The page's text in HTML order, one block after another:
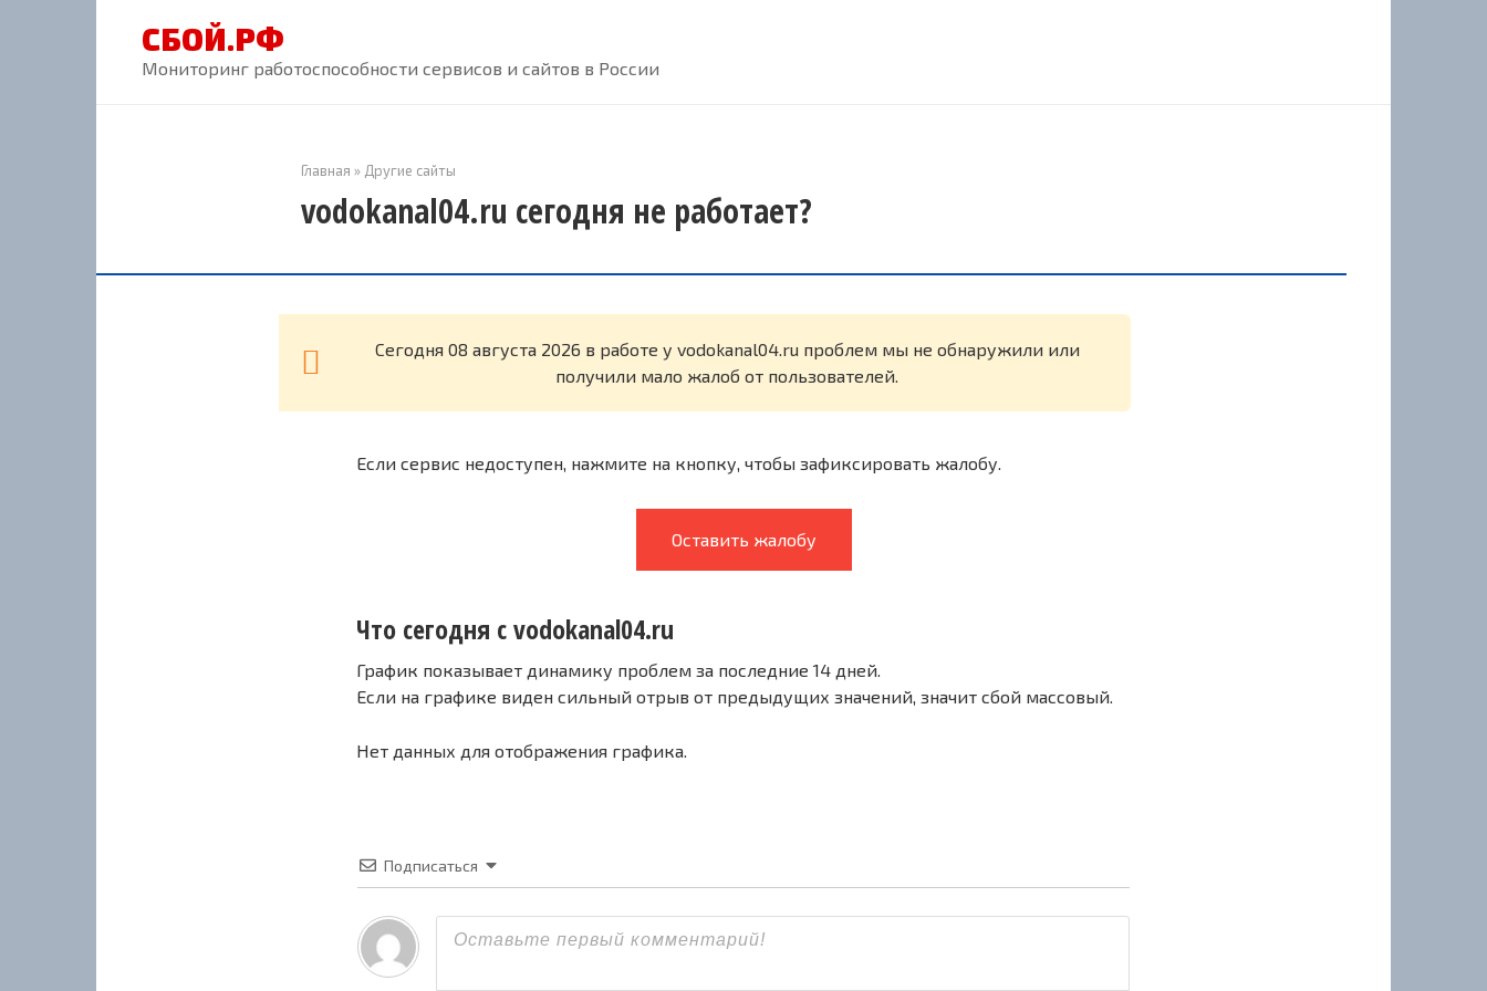
СБОЙ.РФ
Мониторинг работоспособности сервисов и сайтов в России
Главная » Другие сайты
vodokanal04.ru сегодня не работает?
Cегодня 08 августа 2026 в работе у vodokanal04.ru проблем мы не обнаружили или
получили мало жалоб от пользователей.
Если сервис недоступен, нажмите на кнопку, чтобы зафиксировать жалобу.
Оставить жалобу
Что сегодня с vodokanal04.ru
График показывает динамику проблем за последние 14 дней.
Если на графике виден сильный отрыв от предыдущих значений, значит сбой массовый.
Нет данных для отображения графика.
Подписаться